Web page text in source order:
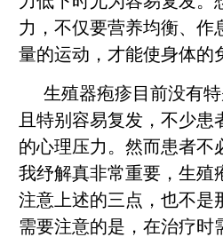
力，不仅要营养均衡、作
量的运动，才能使身体的
生殖器疱疹目前没有
且特别容易复发，不少患
的心理压力。然而患者不
我纾解真非常重要，生殖
注意上述的三点，也不是
需要注意的是，在治疗时